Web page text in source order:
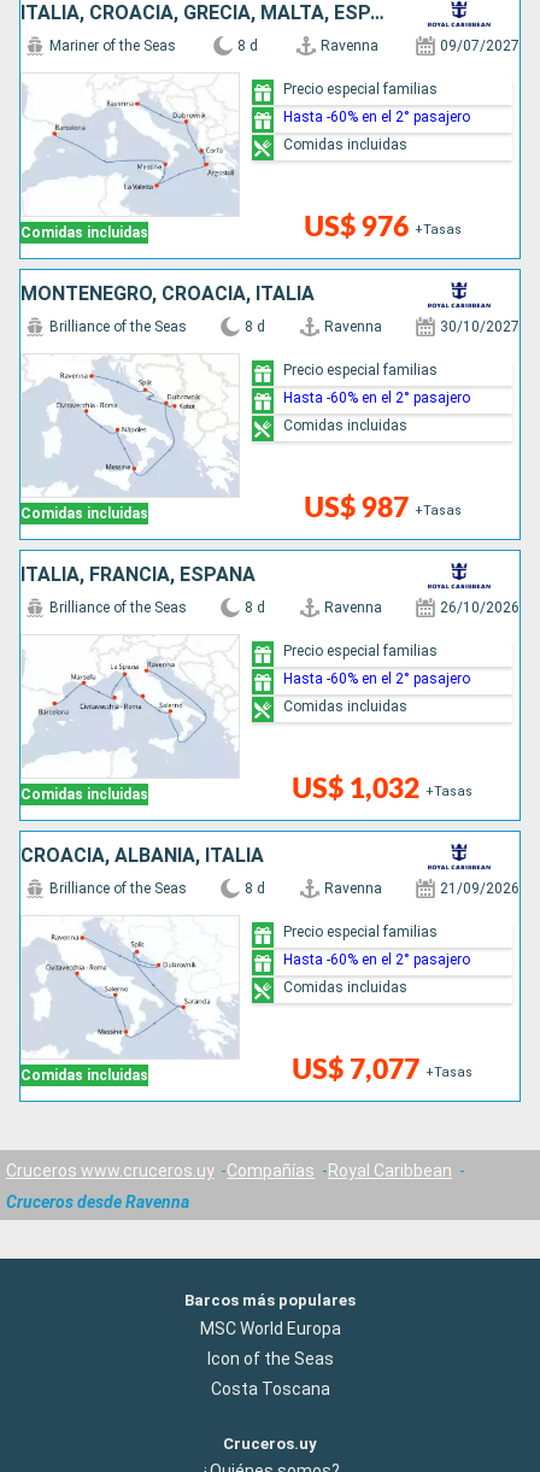
ITALIA, CROACIA, GRECIA, MALTA, ESPAÑA
Comidas incluidas
Mariner of the Seas 8 d Ravenna 09/07/2027
US$ 976 +Tasas
Precio especial familias
Hasta -60% en el 2° pasajero
Comidas incluidas
MONTENEGRO, CROACIA, ITALIA
Comidas incluidas
Brilliance of the Seas 8 d Ravenna 30/10/2027
US$ 987 +Tasas
Precio especial familias
Hasta -60% en el 2° pasajero
Comidas incluidas
ITALIA, FRANCIA, ESPAÑA
Comidas incluidas
Brilliance of the Seas 8 d Ravenna 26/10/2026
US$ 1,032 +Tasas
Precio especial familias
Hasta -60% en el 2° pasajero
Comidas incluidas
CROACIA, ALBANIA, ITALIA
Comidas incluidas
Brilliance of the Seas 8 d Ravenna 21/09/2026
US$ 7,077 +Tasas
Precio especial familias
Hasta -60% en el 2° pasajero
Comidas incluidas
Cruceros www.cruceros.uy Compañías
Royal Caribbean
Cruceros desde Ravenna
Barcos más populares
MSC World Europa
Icon of the Seas
Costa Toscana
Cruceros.uy